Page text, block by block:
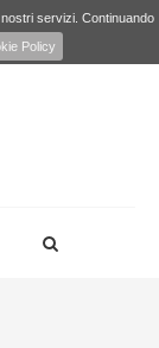
servizi. Continuando
Policy